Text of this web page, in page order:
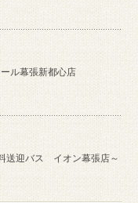
ル幕張新都心店
送迎バス イオン幕張店～